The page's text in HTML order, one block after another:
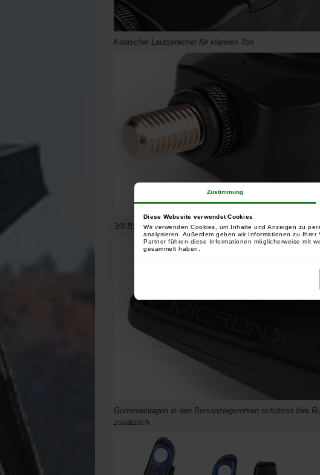
Zustimmung
Diese Webseite verwendet Cookies
Wir verwenden Cookies, um Inhalte und Anzeigen zu
analysieren. Außerdem geben wir Informationen zu
Partner führen diese Informationen möglicherweise mit
gesammelt haben.
Konischer Lautsprecher für klareren Ton
3/8 BSF-Schraubgewinde
Gummieinlagen in den Bissanzeigerohren schützen Ihre
zusätzlich